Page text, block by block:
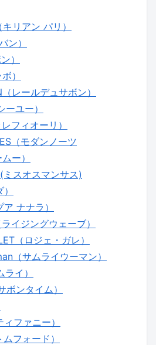
リアン パリ）
ン）
）
）
レールデュサボン）
ユー）
フィオーリ）
（モダンノーツ
ー）
スオスマンサス)
ナナラ）
イジングウェーブ）
（ロジェ・ガレ）
（サムライウーマン）
イ）
ンタイム）
ファニー）
フォード）